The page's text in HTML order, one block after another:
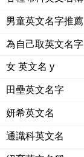
男童英文名字推薦
為自己取英文名字
女 英文名 y
田壘英文名字
妍希英文名
通識科英文名